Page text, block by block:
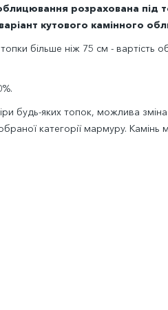
розрахована під
кутового камінного
більше ніж 75 см - вартість
будь-яких топок, можлива
категорії мармуру. Камінь